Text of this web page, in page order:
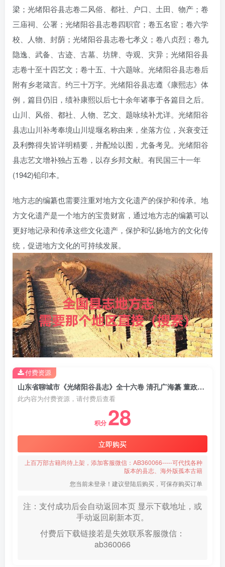
梁；光绪阳谷县志卷二风俗、都社、户口、土田、物产；卷
三庙祠、公署；光绪阳谷县志卷四职官；卷五名宦；卷六学
校、人物、封荫；光绪阳谷县志卷七孝义；卷八贞烈；卷九
隐逸、武备、古迹、古墓、坊牌、寺观、灾异；光绪阳谷县
志卷十至十四艺文；卷十五、十六题咏。光绪阳谷县志卷后
附有乡老箴言。约三十万字。光绪阳谷县志遵《康熙志》体
例，篇目仍旧，绩补康熙以后七十余年诸事于各篇目之后。
山川、风俗、都社、人物、艺文、题咏续补尤详。光绪阳谷
县志山川补考奉境山川堤堰名称由来，坐落方位，兴衰变迁
及利弊得失皆详明精要，并配绘以图，尤备考见。光绪阳谷
县志艺文增补独占五卷，以存乡邦文献。有民国三十一年
(1942)铅印本。
地方志的编纂也需要注重对地方文化遗产的保护和传承。地
方文化遗产是一个地方的宝贵财富，通过地方志的编纂可以
更好地记录和传承这些文化遗产，保护和弘扬地方的文化传
统，促进地方文化的可持续发展。
山东省聊城市《光绪阳谷县志》全十六卷 清孔广海纂 董政华督修PDF电子版地方志下载
此内容为付费资源，请付费后查看
积分 28
立即购买
上百万部古籍尚待上架，添加客服微信：AB360066-----可代找各种
版本的县志、海外版孤本古籍
您当前未登录！建议登陆后购买，可保存购买订单
注：支付成功后会自动返回本页 显示下载地址，或
手动返回刷新本页。
付费后下载链接若是失效联系客服微信：
ab360066
付费资源